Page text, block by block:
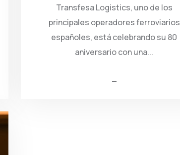
Transfesa Logistics, uno de los
principales operadores ferroviarios
españoles, está celebrando su 80
aniversario con una...